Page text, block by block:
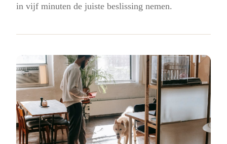
in vijf minuten de juiste beslissing nemen.